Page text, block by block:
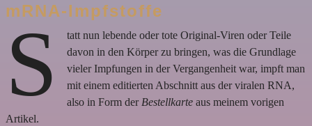
mRNA-Impfstoffe
S
tatt nun lebende oder tote Original-Viren oder Teile
davon in den Körper zu bringen, was die Grundlage
vieler Impfungen in der Vergangenheit war, impft man
mit einem editierten Abschnitt aus der viralen RNA,
also in Form derBestellkarte aus meinem vorigen
Artikel.